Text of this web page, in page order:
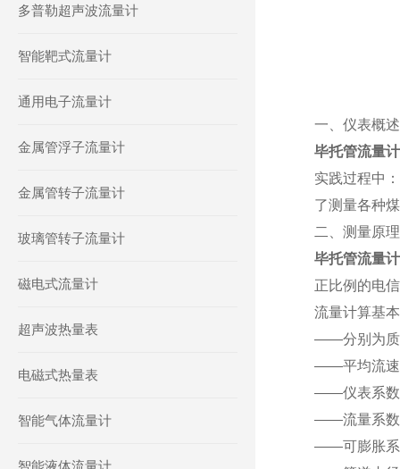
多普勒超声波流量计
智能靶式流量计
通用电子流量计
金属管浮子流量计
金属管转子流量计
玻璃管转子流量计
磁电式流量计
超声波热量表
电磁式热量表
智能气体流量计
智能液体流量计
一、仪表概
毕托管流量计
实践过程中
了测量各种
二、测量原
毕托管流量计
正比例的电
流量计算基
——分别为质
——平均流速
——仪表系
——流量系数
——可膨胀系